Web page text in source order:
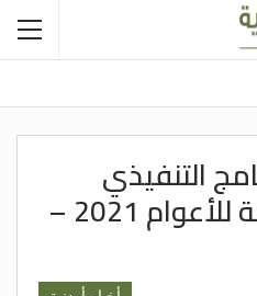
التنفيذي
التأشيري للحكومة للأعوام 2021 –